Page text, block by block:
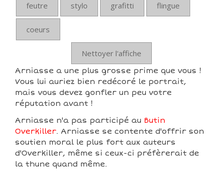
feutre stylo grafitti flingue
coeurs
Nettoyer l'affiche
Arniasse a une plus grosse prime que vous !
Vous lui auriez bien redécoré le portrait,
mais vous devez gonfler un peu votre
réputation avant !
Arniasse n'a pas participé au Butin
Overkiller. Arniasse se contente d'offrir son
soutien moral le plus fort aux auteurs
d'Overkiller, même si ceux-ci préfèrerait de
la thune quand même.